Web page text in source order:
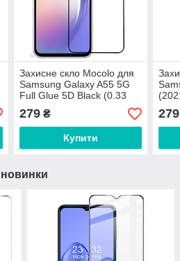
Захисне скло Mocolo для
Samsung Galaxy A55 5G
Full Glue 5D Black (0.33
мм)
279₴
Купити
279
новинки